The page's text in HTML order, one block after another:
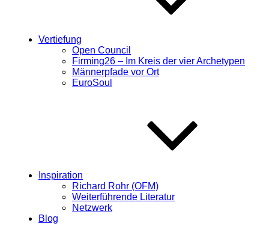
Vertiefung
Open Council
Firming26 – Im Kreis der vier Archetypen
Männerpfade vor Ort
EuroSoul
Inspiration
Richard Rohr (OFM)
Weiterführende Literatur
Netzwerk
Blog